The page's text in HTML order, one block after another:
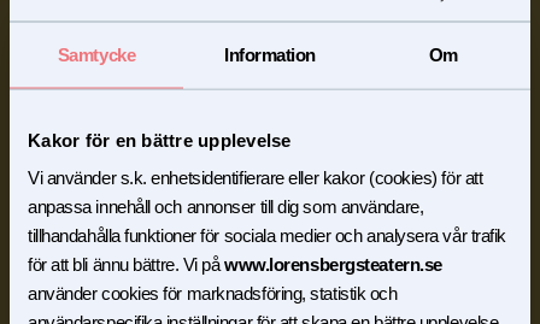
Samtycke Information Om
Kakor för en bättre upplevelse
Vi använder s.k. enhetsidentifierare eller kakor (cookies) för att
anpassa innehåll och annonser till dig som användare,
tillhandahålla funktioner för sociala medier och analysera vår trafik
för att bli ännu bättre. Vi påwww.lorensbergsteatern.se
använder cookies för marknadsföring, statistik och